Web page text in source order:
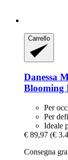
Carrello
Danessa
Blooming
Per
Per
Ideale
€ 89,97 (€
Consegna